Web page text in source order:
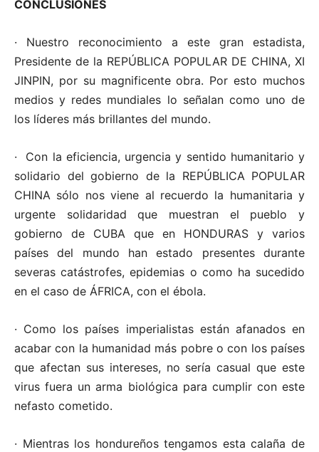
CONCLUSIONES
· Nuestro reconocimiento a este gran estadista,
Presidente de la REPÚBLICA POPULAR DE CHINA, XI
JINPIN, por su magnificente obra. Por esto muchos
medios y redes mundiales lo señalan como uno de
los líderes más brillantes del mundo.
· Con la eficiencia, urgencia y sentido humanitario y
solidario del gobierno de la REPÚBLICA POPULAR
CHINA sólo nos viene al recuerdo la humanitaria y
urgente solidaridad que muestran el pueblo y
gobierno de CUBA que en HONDURAS y varios
países del mundo han estado presentes durante
severas catástrofes, epidemias o como ha sucedido
en el caso de ÁFRICA, con el ébola.
· Como los países imperialistas están afanados en
acabar con la humanidad más pobre o con los países
que afectan sus intereses, no sería casual que este
virus fuera un arma biológica para cumplir con este
nefasto cometido.
· Mientras los hondureños tengamos esta calaña de